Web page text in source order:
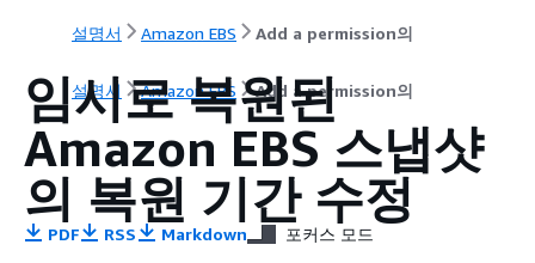
설명서 Amazon EBS Add a permission의
설명서 Amazon EBS Add a permission의
임시로 복원된
Amazon EBS 스냅샷
의 복원 기간 수정
PDF RSS Markdown 포커스 모드